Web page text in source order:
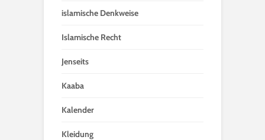
islamische Denkweise
Islamische Recht
Jenseits
Kaaba
Kalender
Kleidung